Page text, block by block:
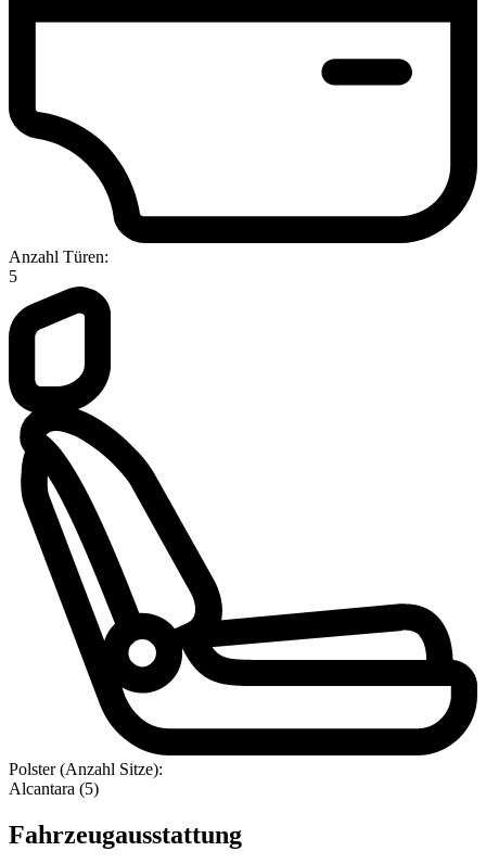
Anzahl Türen:
5
Polster (Anzahl Sitze):
Alcantara (5)
Fahrzeugausstattung